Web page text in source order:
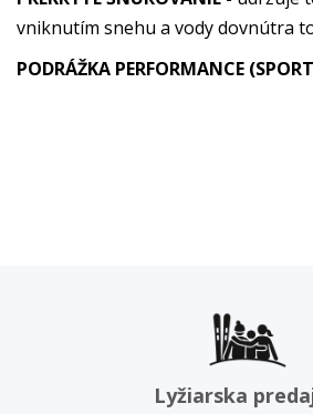
vniknutím snehu a vody dovnútra
PODRÁŽKA PERFORMANCE
Lyžiarska